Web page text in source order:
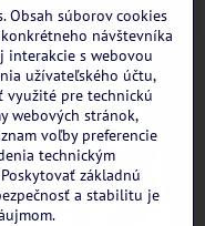
Obsah súborov cookies
návštevníka
interakcie s webovou
užívateľského účtu,
využité pre technickú
webových stránok,
voľby preferencie
technickým
základnú
a stabilitu je